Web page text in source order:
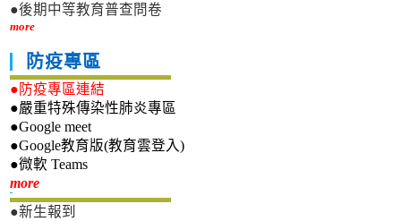
●後期中等教育普查問卷
more
防疫專區
●防疫專區連結
●嚴重特殊傳染性肺炎專區
●Google meet
●Google教育版(教育雲登入)
●微軟 Teams
more新生專區
●新生報到